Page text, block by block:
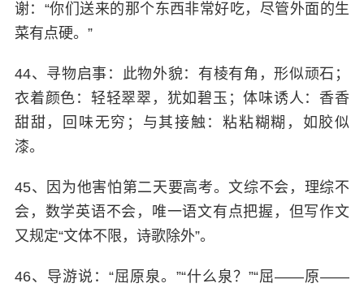
谢：“你们送来的那个东西非常好吃，尽管外面的生
菜有点硬。”
44、寻物启事：此物外貌：有棱有角，形似顽石；
衣着颜色：轻轻翠翠，犹如碧玉；体味诱人：香香
甜甜，回味无穷；与其接触：粘粘糊糊，如胶似
漆。
45、因为他害怕第二天要高考。文综不会，理综不
会，数学英语不会，唯一语文有点把握，但写作文
又规定“文体不限，诗歌除外”。
46、导游说：“屈原泉。”“什么泉？”“屈——原——